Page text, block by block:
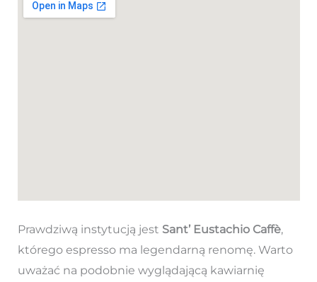
Prawdziwą instytucją jest Sant’ Eustachio Caffè,
którego espresso ma legendarną renomę. Warto
uważać na podobnie wyglądającą kawiarnię